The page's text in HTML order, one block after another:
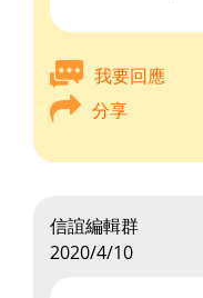
我要回應
分享
信誼編輯群
2020/4/10